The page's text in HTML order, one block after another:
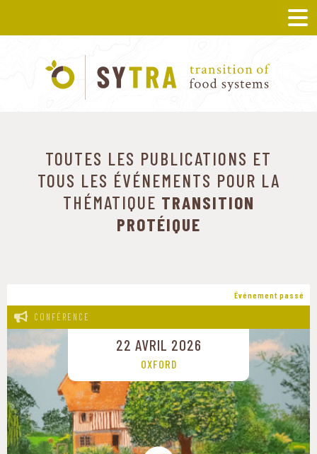
TOUTES LES PUBLICATIONS ET
TOUS LES ÉVÉNEMENTS POUR LA
THÉMATIQUE TRANSITION
PROTÉIQUE
Événement passé
CONFÉRENCE
22 AVRIL 2026
OXFORD